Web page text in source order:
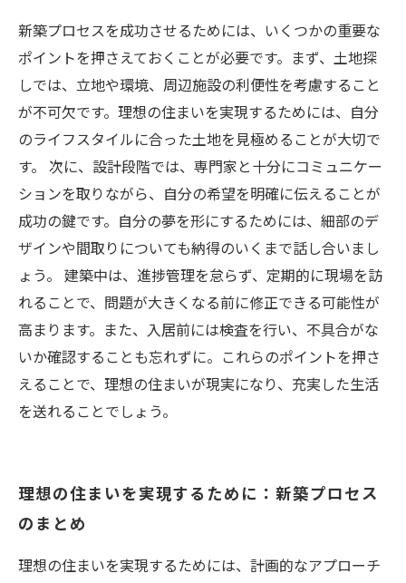
新築プロセスを成功させるためには、いくつかの重要な
ポイントを押さえておくことが必要です。まず、土地探
しでは、立地や環境、周辺施設の利便性を考慮すること
が不可欠です。理想の住まいを実現するためには、自分
のライフスタイルに合った土地を見極めることが大切で
す。 次に、設計段階では、専門家と十分にコミュニケー
ションを取りながら、自分の希望を明確に伝えることが
成功の鍵です。自分の夢を形にするためには、細部のデ
ザインや間取りについても納得のいくまで話し合いまし
ょう。 建築中は、進捗管理を怠らず、定期的に現場を訪
れることで、問題が大きくなる前に修正できる可能性が
高まります。また、入居前には検査を行い、不具合がな
いか確認することも忘れずに。これらのポイントを押さ
えることで、理想の住まいが現実になり、充実した生活
を送れることでしょう。
理想の住まいを実現するために：新築プロセス
のまとめ
理想の住まいを実現するためには、計画的なアプローチ